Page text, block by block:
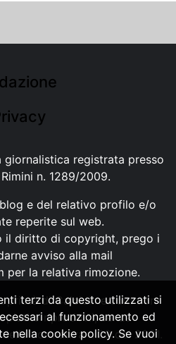
giornalistica registrata presso
n. 1289/2009.
e del relativo profilo e/o
reperite sul web.
il diritto di copyright, prego i
avviso alla mail
per la relativa rimozione.
di Calcioline.com non
o riprodotti, senza
normativa n.29 del 2001.
terzi da questo utilizzati si
al funzionamento ed
nella cookie policy. Se vuoi